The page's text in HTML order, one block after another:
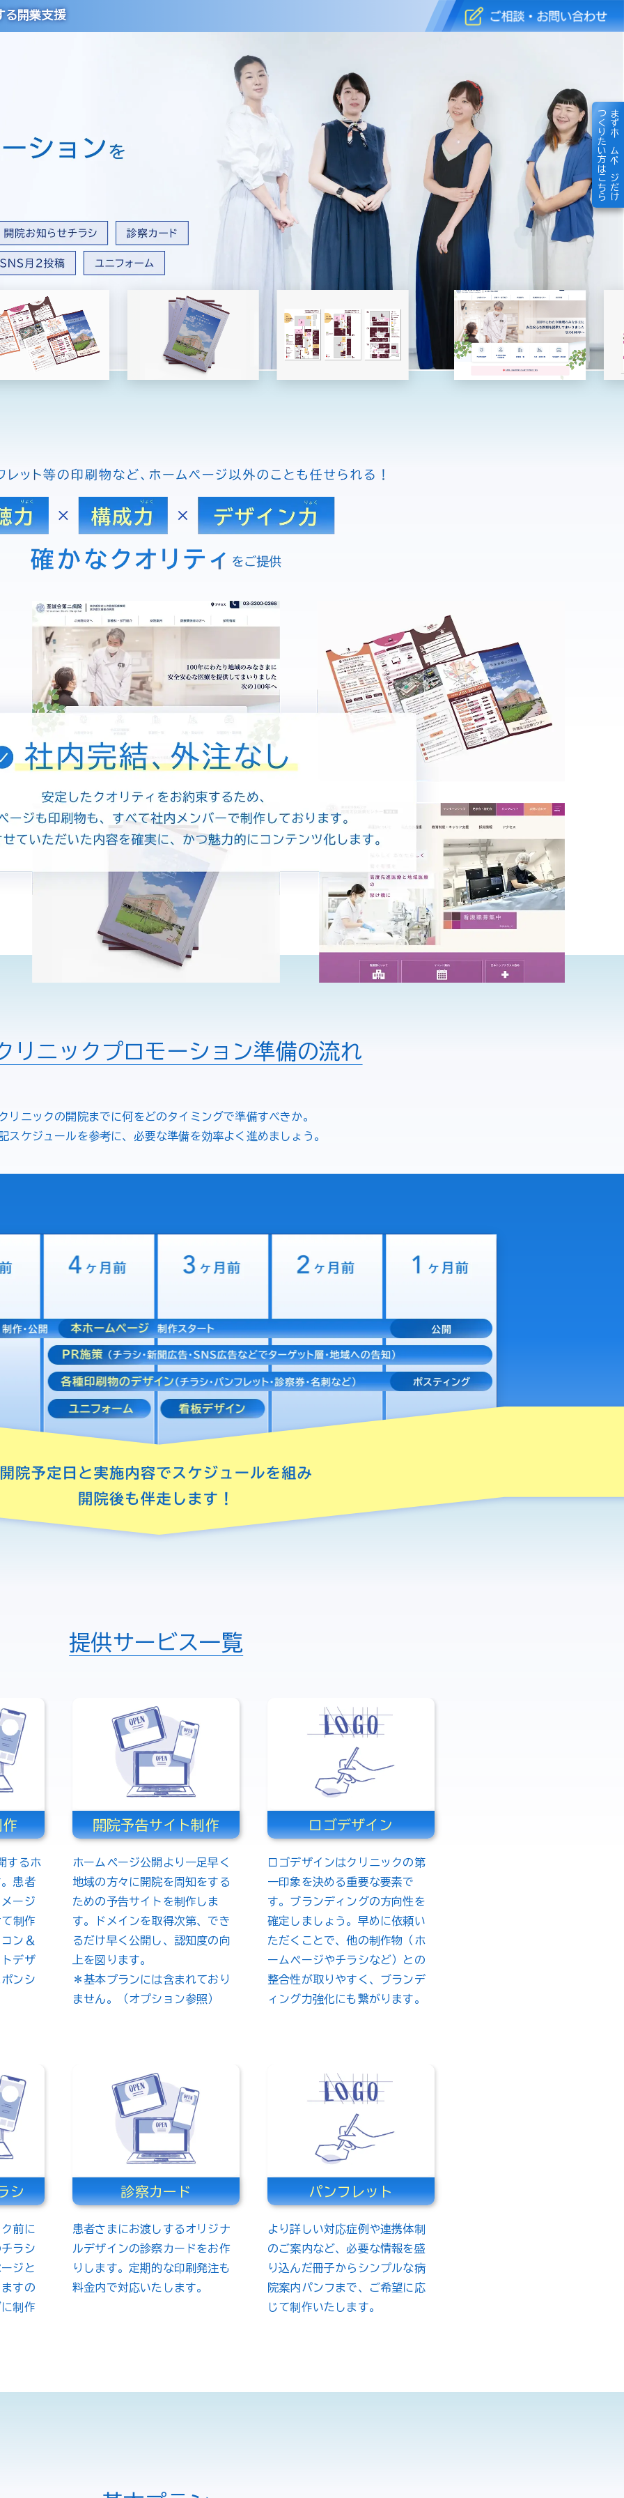
る開業支援
まずホームページだけ
つくりたい方はこちら
リニック プロモーション準備の流れ
リニックの開院までに何をどのタイミングで準備すべきか。
スケジュールを参考に、 必要な準備を効率よく進めましょう。
提供サービス一覧
作
するホ
患者
ージ
制作
ン＆
デザ
ンシ
開院予告サイト制作
ホームページ公開より一足早く
地域の方々に開院を周知をする
ための予告サイトを制作しま
す。ドメインを取得次第、でき
るだけ早く公開し、認知度の向
上を図ります。
＊基本プランには含まれており
ません。（オプション参照）
ロゴデザイン
ロゴデザインはクリニックの第
一印象を決める重要な要素で
す。ブランディングの方向性を
確定しましょう。早めに依頼い
ただくことで、他の制作物（ホ
ームページやチラシなど）との
整合性が取りやすく、ブランデ
ィング力強化にも繋がります。
シ
前に
ラシ
ジと
すの
制作
診察カード
患者さまにお渡しするオリジナ
ルデザインの診察カードをお作
りします。定期的な印刷発注も
料金内で対応いたします。
パンフレット
より詳しい対応症例や連携体制
のご案内など、必要な情報を盛
り込んだ冊子からシンプルな病
院案内パンフまで、ご希望に応
じて制作いたします。